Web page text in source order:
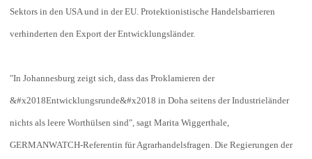
Sektors in den USA und in der EU. Protektionistische Handelsbarrieren
verhinderten den Export der Entwicklungsländer.
"In Johannesburg zeigt sich, dass das Proklamieren der
&#x2018Entwicklungsrunde&#x2018 in Doha seitens der Industrieländer
nichts als leere Worthülsen sind", sagt Marita Wiggerthale,
GERMANWATCH-Referentin für Agrarhandelsfragen. Die Regierungen der